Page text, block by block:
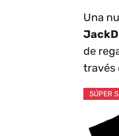
Una
de
través
SÚPER